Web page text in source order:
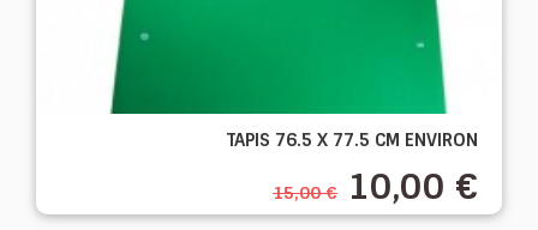
TAPIS 76.5 X 77.5 CM ENVIRON
15,00 € 10,00 €